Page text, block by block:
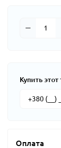
Купить
Оплата